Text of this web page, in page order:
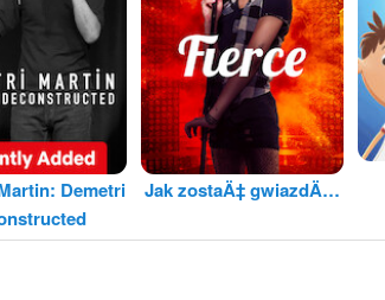
Demetri
Jak zostaÄ‡ gwiazdÄ…